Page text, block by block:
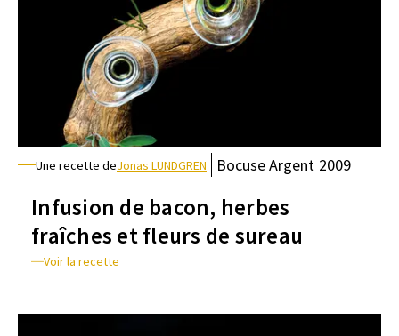
Une recette deJonas LUNDGREN BocuseArgent 2009
Infusion de bacon, herbes
fraîches et fleurs de sureau
Voir la recette